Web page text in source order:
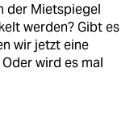
der Mietspiegel
werden? Gibt es
wir jetzt eine
wird es mal